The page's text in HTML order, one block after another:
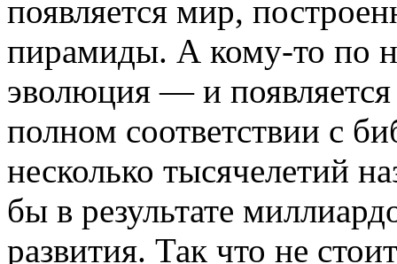
появляется мир,
пирамиды. А кому-то по
эволюция — и появляется
полном соответствии с
несколько тысячелетий
бы в результате
развития. Так что не